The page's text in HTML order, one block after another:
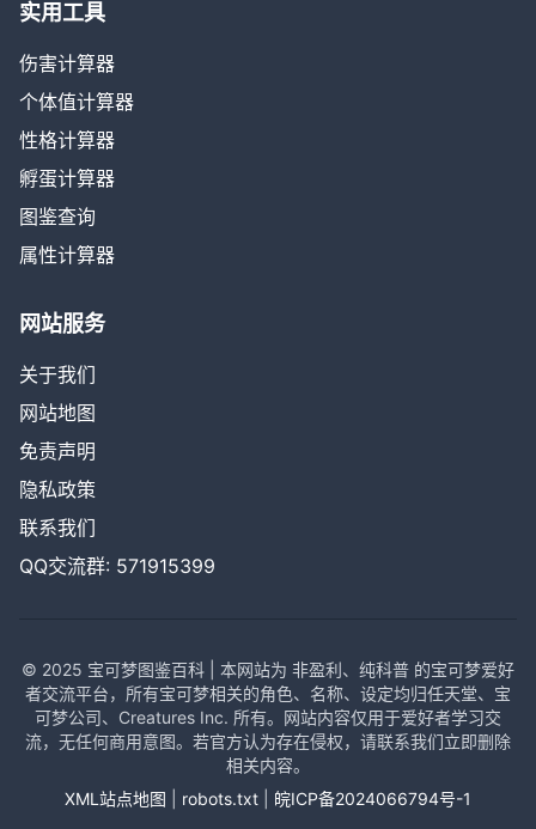
实用工具
伤害计算器
个体值计算器
性格计算器
孵蛋计算器
图鉴查询
属性计算器
网站服务
关于我们
网站地图
免责声明
隐私政策
联系我们
QQ交流群: 571915399
© 2025 宝可梦图鉴百科 | 本网站为 非盈利、纯科普 的宝可梦爱好
者交流平台，所有宝可梦相关的角色、名称、设定均归任天堂、宝
可梦公司、Creatures Inc. 所有。网站内容仅用于爱好者学习交
流，无任何商用意图。若官方认为存在侵权，请联系我们立即删除
相关内容。
XML站点地图
robots.txt 皖ICP备2024066794号-1